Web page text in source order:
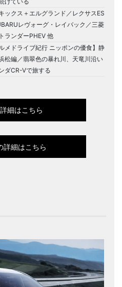
ックス＋エルグランド／レクサスES
レヴォーグ・レイバック／三菱
ランダーPHEV 他
ルメドライブ紀行 ニッポンの優食】静
松編／翡翠色の暴れ川、天竜川沿い
ダCR-Vで旅する
細はこちら
詳細はこちら